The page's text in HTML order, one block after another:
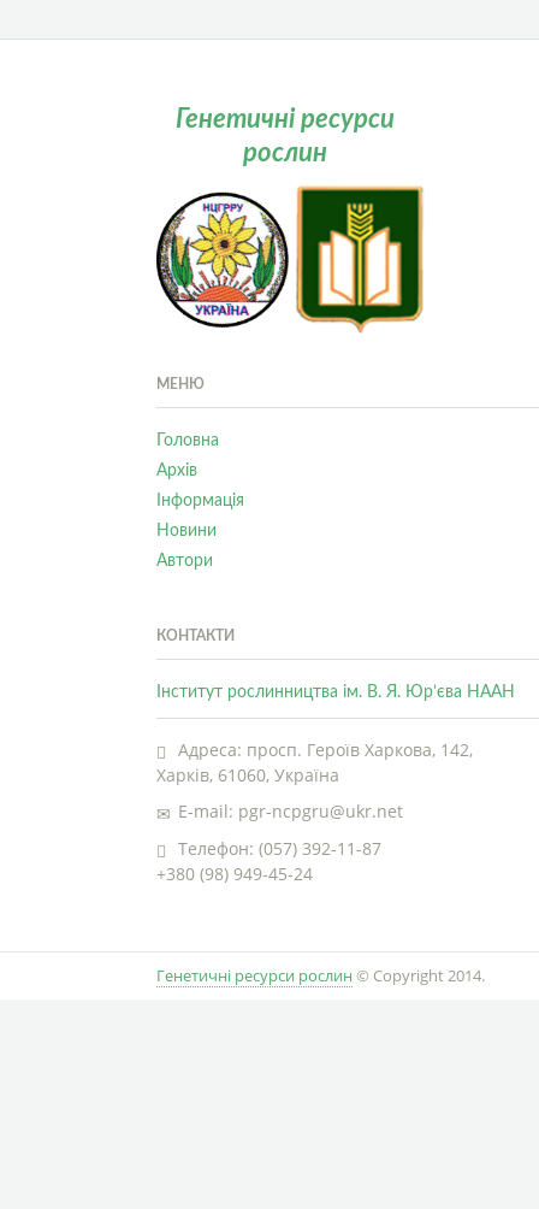
Генетичні ресурси
рослин
МЕНЮ
Головна
Архів
Інформація
Новини
Автори
КОНТАКТИ
Інститут рослинництва ім. В. Я. Юр’єва НААН
Адреса: просп. Героїв Харкова, 142,
Харків, 61060, Україна
E-mail: pgr-ncpgru@ukr.net
Телефон: (057) 392-11-87
+380 (98) 949-45-24
Генетичні ресурси рослин © Copyright 2014.